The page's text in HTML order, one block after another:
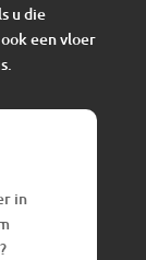
u die
een vloer
in